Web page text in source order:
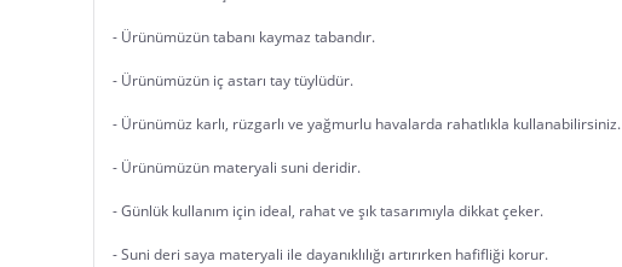
- Ürünümüzün tabanı kaymaz tabandır.
- Ürünümüzün iç astarı tay tüylüdür.
- Ürünümüz karlı, rüzgarlı ve yağmurlu havalarda rahatlıkla kullanabilirsiniz.
- Ürünümüzün materyali suni deridir.
- Günlük kullanım için ideal, rahat ve şık tasarımıyla dikkat çeker.
- Suni deri saya materyali ile dayanıklılığı artırırken hafifliği korur.